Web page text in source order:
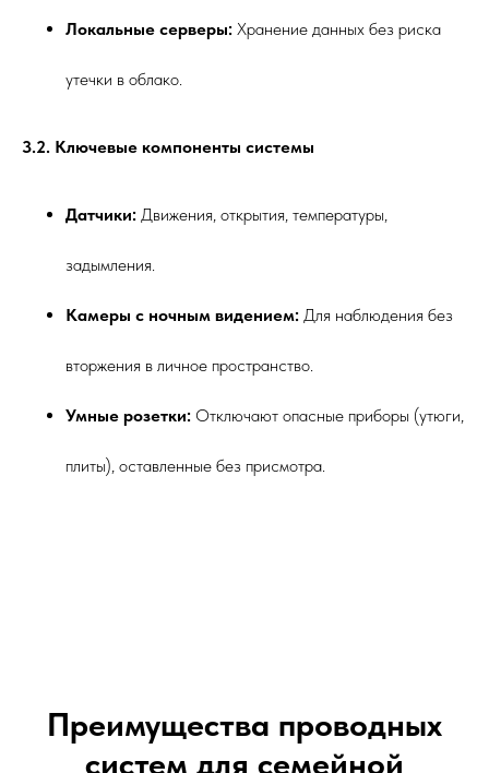
Локальные серверы: Хранение данных без риска
утечки в облако.
3.2. Ключевые компоненты системы
Датчики: Движения, открытия, температуры,
задымления.
Камеры с ночным видением: Для наблюдения без
вторжения в личное пространство.
Умные розетки: Отключают опасные приборы (утюги,
плиты), оставленные без присмотра.
Преимущества проводных
систем для семейной